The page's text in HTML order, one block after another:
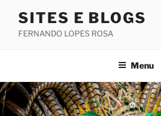
SITES E BLOGS
FERNANDO LOPES ROSA
Menu